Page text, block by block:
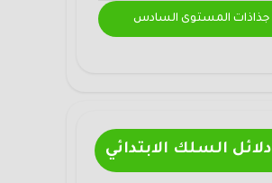
جذاذات المستوى السادس
دلائل السلك الابتدائي